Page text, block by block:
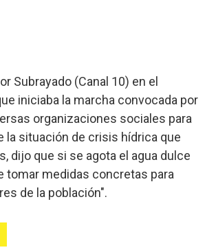
Subrayado (Canal 10) en el
iniciaba la marcha convocada por
organizaciones sociales para
la situación de crisis hídrica que
dijo que si se agota el agua dulce
tomar medidas concretas para
de la población".